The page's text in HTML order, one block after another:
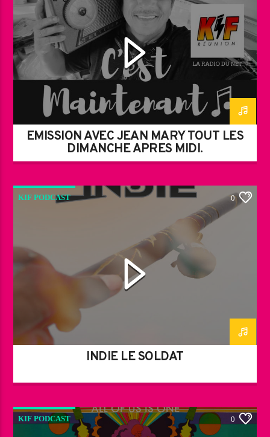
EMISSION AVEC JEAN MARY TOUT LES
DIMANCHE APRES MIDI.
KIF PODCAST 0
INDIÉ LE SOLDAT
KIF PODCAST 0